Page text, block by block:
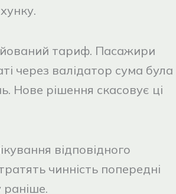
тариф. Пасажири
через валідатор сума була
Нове рішення скасовує ці
відповідного
чинність попередні
раніше.